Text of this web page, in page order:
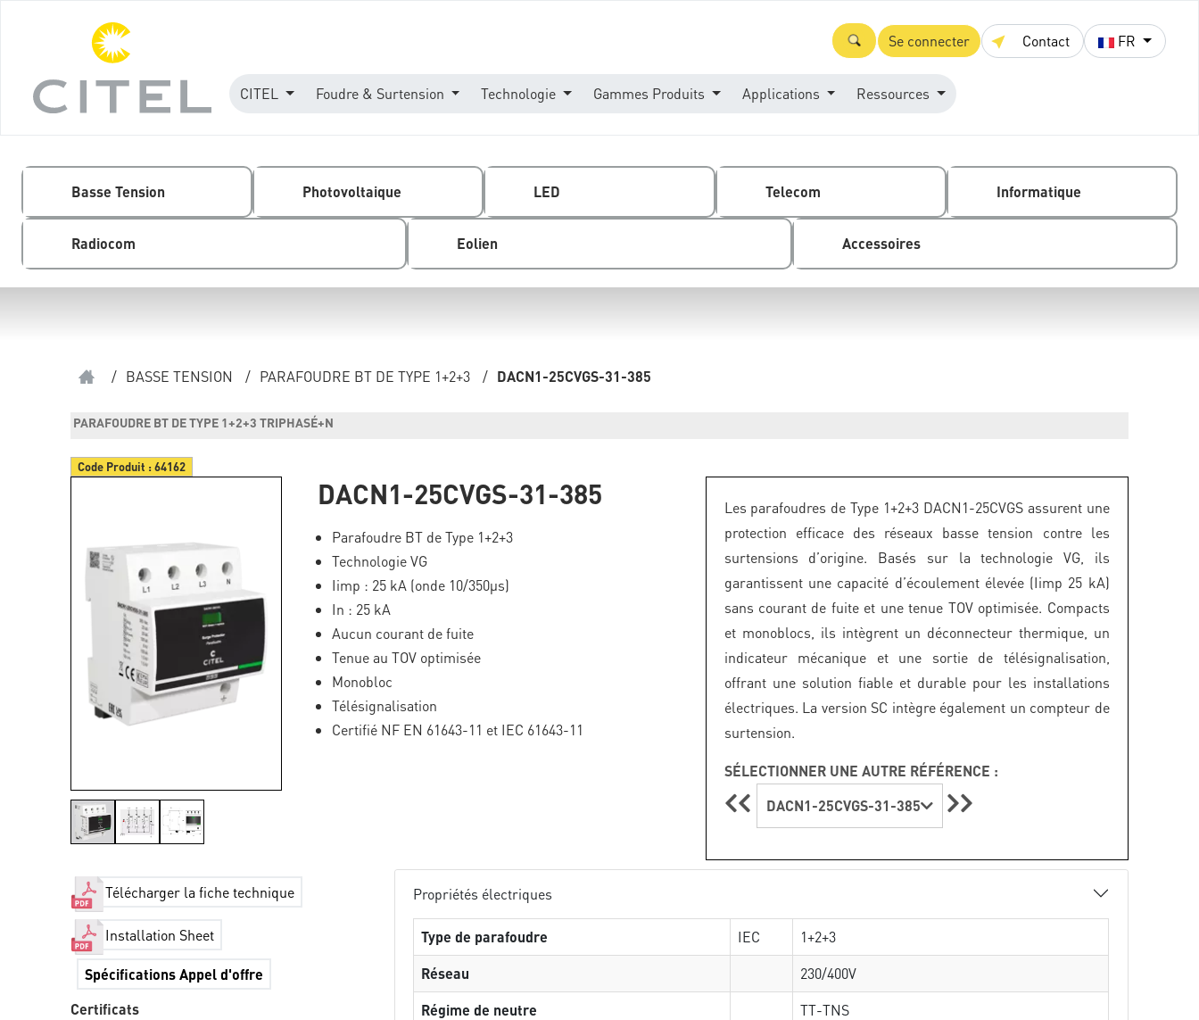
Se connecter Contact FR
CITEL Foudre & Surtension Technologie Gammes Produits Applications Ressources
Basse Tension Photovoltaique LED Telecom Informatique
Radiocom Eolien Accessoires
/ BASSE TENSION / PARAFOUDRE BT DE TYPE 1+2+3 / DACN1-25CVGS-31-385
PARAFOUDRE BT DE TYPE 1+2+3 TRIPHASÉ+N
Code Produit :64162
DACN1-25CVGS-31-385
Parafoudre BT de Type 1+2+3
Technologie VG
Iimp : 25 kA (onde 10/350µs)
In : 25 kA
Aucun courant de fuite
Tenue au TOV optimisée
Monobloc
Télésignalisation
Certifié NF EN 61643-11 et IEC 61643-11
Les parafoudres de Type 1+2+3 DACN1-25CVGS assurent une
protection efficace des réseaux basse tension contre les
surtensions d’origine. Basés sur la technologie VG, ils
garantissent une capacité d’écoulement élevée (Iimp 25 kA)
sans courant de fuite et une tenue TOV optimisée. Compacts
et monoblocs, ils intègrent un déconnecteur thermique, un
indicateur mécanique et une sortie de télésignalisation,
offrant une solution fiable et durable pour les installations
électriques. La version SC intègre également un compteur de
surtension.
SÉLECTIONNER UNE AUTRE RÉFÉRENCE :
DACN1-25CVGS-31-385
Télécharger la fiche technique
Installation Sheet
Spécifications Appel d'offre
Certificats
Propriétés électriques
Type de parafoudre IEC
1+2+3
Réseau
230/400V
Régime de neutre
TT-TNS